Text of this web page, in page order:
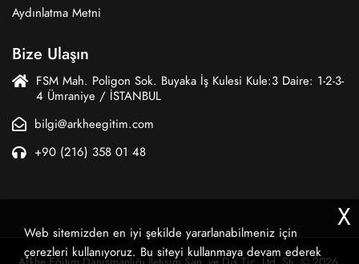
Aydınlatma Metni
Bize Ulaşın
FSM Mah. Poligon Sok. Buyaka İş Kulesi Kule:3 Daire: 1-2-3-
4 Ümraniye / İSTANBUL
bilgi@arkheegitim.com
+90 (216) 358 01 48
Web sitemizden en iyi şekilde yararlanabilmeniz için
çerezleri kullanıyoruz. Bu siteyi kullanmaya devam ederek
X